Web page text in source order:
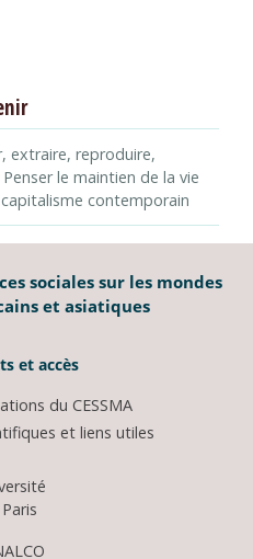
extraire, reproduire,
le maintien de la vie
contemporain
sociales sur les mondes
et asiatiques
et accès
du CESSMA
et liens utiles